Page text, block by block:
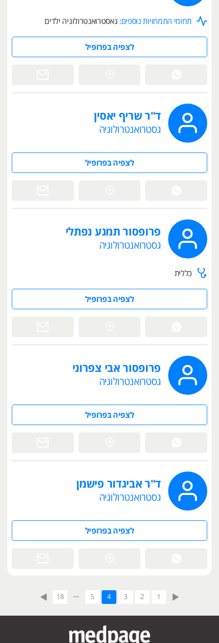
תחומי התמחויות נוספים: גאסטרואנטרולוגיה ילדים
לצפיה בפרופיל
ד"ר שריף יאסין
גסטרואנטרולוגיה
לצפיה בפרופיל
פרופסור תמנע נפתלי
גסטרואנטרולוגיה
כללית
לצפיה בפרופיל
פרופסור אבי צפרוני
גסטרואנטרולוגיה
לצפיה בפרופיל
ד"ר אביגדור פישמן
גסטרואנטרולוגיה
לצפיה בפרופיל
1
2
3
4
5
...
18